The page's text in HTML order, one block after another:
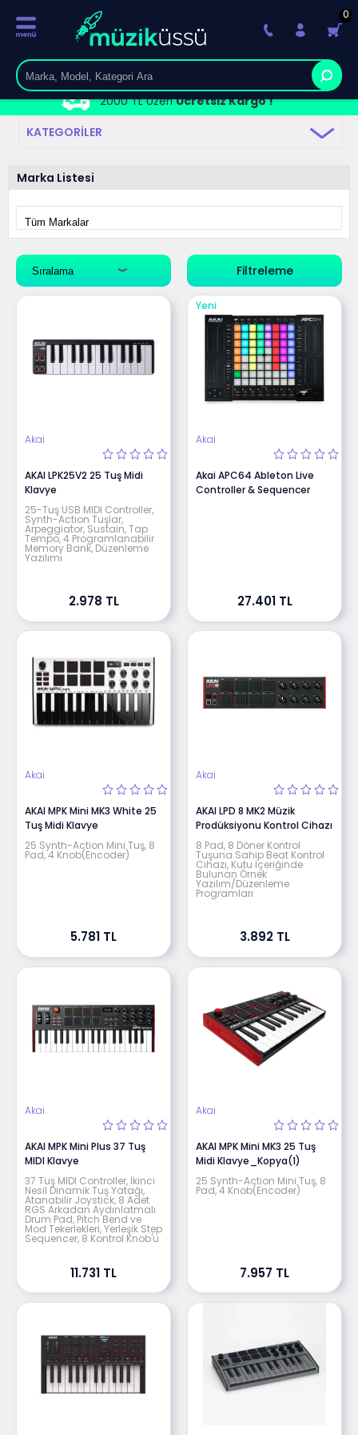
2000 TL ÜzeriÜcretsiz Kargo !
0
KATEGORILER
Marka Listesi
Filtreleme
Akai
AKAI LPK25V2 25 Tuş Midi
Klavye
25-Tuş USB MIDI Controller,
Synth-Action Tuşlar,
Arpeggiator, Sustain, Tap
Tempo, 4 Programlanabilir
Memory Bank, Düzenleme
Yazılımı
2.978 TL
Yeni
Akai
Akai APC64 Ableton Live
Controller & Sequencer
27.401 TL
Akai
AKAI MPK Mini MK3 White 25
Tuş Midi Klavye
25 Synth-Action Mini Tuş, 8
Pad, 4 Knob(Encoder)
5.781 TL
Akai
AKAI LPD 8 MK2 Müzik
Prodüksiyonu Kontrol Cihazı
8 Pad, 8 Döner Kontrol
Tuşuna Sahip Beat Kontrol
Cihazı, Kutu İçeriğinde
Bulunan Örnek
Yazılım/Düzenleme
Programları
3.892 TL
Akai
AKAI MPK Mini Plus 37 Tuş
MIDI Klavye
37 Tuş MIDI Controller, İkinci
Nesil Dinamik Tuş Yatağı,
Atanabilir Joystick, 8 Adet
RGS Arkadan Aydınlatmalı
Drum Pad, Pitch Bend ve
Mod Tekerlekleri, Yerleşik Step
Sequencer, 8 Kontrol Knob'u
11.731 TL
Akai
AKAI MPK Mini MK3 25 Tuş
Midi Klavye_Kopya(1)
25 Synth-Action Mini Tuş, 8
Pad, 4 Knob(Encoder)
7.957 TL